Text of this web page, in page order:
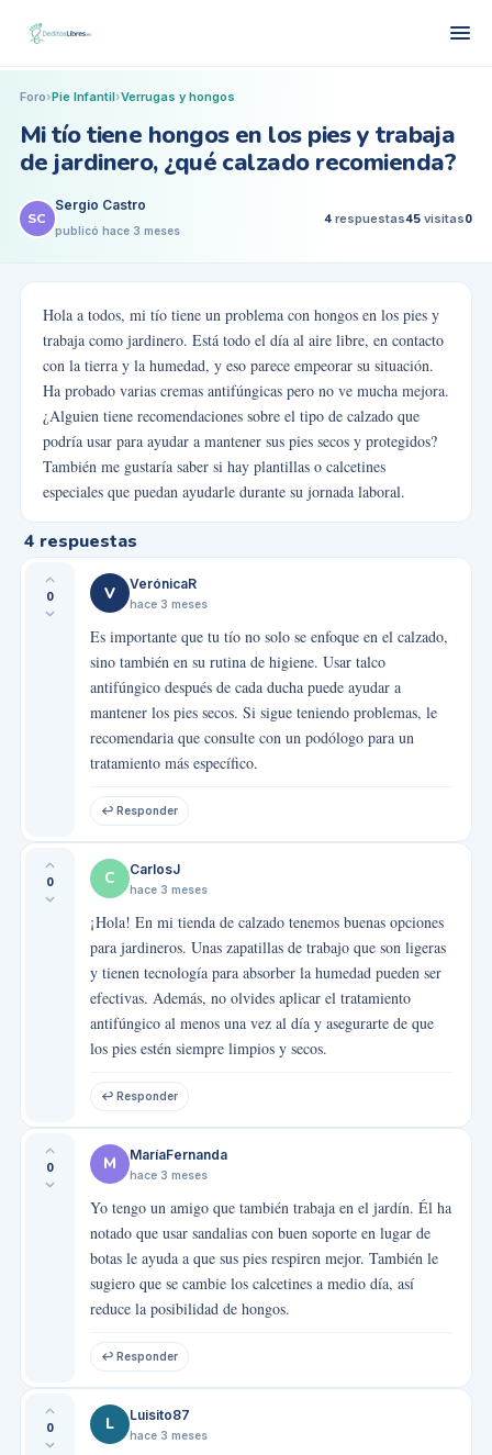
Foro›Pie Infantil›Verrugas y hongos
Mi tío tiene hongos en los pies y trabaja
de jardinero, ¿qué calzado recomienda?
SC
Sergio Castro
publicó hace 3 meses
4 respuestas45 visitas0
Hola a todos, mi tío tiene un problema con hongos en los pies y
trabaja como jardinero. Está todo el día al aire libre, en contacto
con la tierra y la humedad, y eso parece empeorar su situación.
Ha probado varias cremas antifúngicas pero no ve mucha mejora.
¿Alguien tiene recomendaciones sobre el tipo de calzado que
podría usar para ayudar a mantener sus pies secos y protegidos?
También me gustaría saber si hay plantillas o calcetines
especiales que puedan ayudarle durante su jornada laboral.
4 respuestas
0 V VerónicaR
hace 3 meses
Es importante que tu tío no solo se enfoque en el calzado,
sino también en su rutina de higiene. Usar talco
antifúngico después de cada ducha puede ayudar a
mantener los pies secos. Si sigue teniendo problemas, le
recomendaria que consulte con un podólogo para un
tratamiento más específico.
↩ Responder
0 C CarlosJ
hace 3 meses
¡Hola! En mi tienda de calzado tenemos buenas opciones
para jardineros. Unas zapatillas de trabajo que son ligeras
y tienen tecnología para absorber la humedad pueden ser
efectivas. Además, no olvides aplicar el tratamiento
antifúngico al menos una vez al día y asegurarte de que
los pies estén siempre limpios y secos.
↩ Responder
0 M MaríaFernanda
hace 3 meses
Yo tengo un amigo que también trabaja en el jardín. Él ha
notado que usar sandalias con buen soporte en lugar de
botas le ayuda a que sus pies respiren mejor. También le
sugiero que se cambie los calcetines a medio día, así
reduce la posibilidad de hongos.
↩ Responder
0 L Luisito87
hace 3 meses